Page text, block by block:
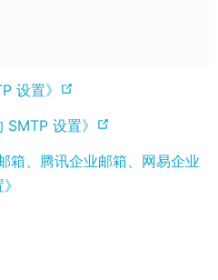
设置》
p
e
SMTP 设置》
p
箱、腾讯企业邮箱、网易企业